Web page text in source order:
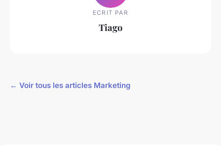
ECRIT PAR
Tiago
← Voir tous les articles Marketing